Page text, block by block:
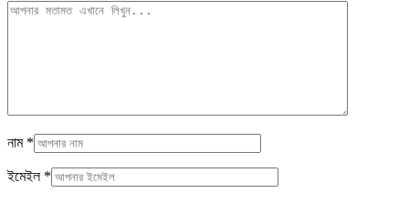
নাম *
ইমেইল *